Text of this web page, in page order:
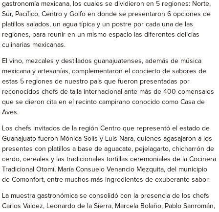
gastronomía mexicana, los cuales se dividieron en 5 regiones: Norte,
Sur, Pacífico, Centro y Golfo en donde se presentaron 6 opciones de
platillos salados, un agua típica y un postre por cada una de las
regiones, para reunir en un mismo espacio las diferentes delicias
culinarias mexicanas.
El vino, mezcales y destilados guanajuatenses, además de música
mexicana y artesanías, complementaron el concierto de sabores de
estas 5 regiones de nuestro país que fueron presentadas por
reconocidos chefs de talla internacional ante más de 400 comensales
que se dieron cita en el recinto campirano conocido como Casa de
Aves.
Los chefs invitados de la región Centro que representó el estado de
Guanajuato fueron Mónica Solís y Luis Nara, quienes agasajaron a los
presentes con platillos a base de aguacate, pejelagarto, chicharrón de
cerdo, cereales y las tradicionales tortillas ceremoniales de la Cocinera
Tradicional Otomí, María Consuelo Venancio Mezquita, del municipio
de Comonfort, entre muchos más ingredientes de exuberante sabor.
La muestra gastronómica se consolidó con la presencia de los chefs
Carlos Valdez, Leonardo de la Sierra, Marcela Bolaño, Pablo Sanromán,